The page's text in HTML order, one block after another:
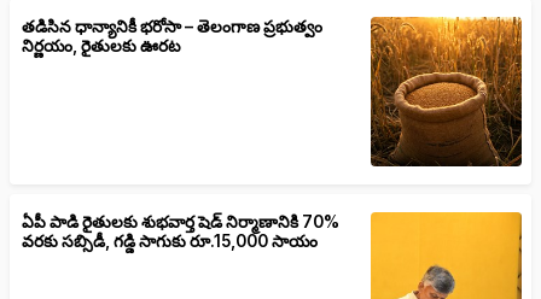
తడిసిన ధాన్యానికీ భరోసా – తెలంగాణ ప్రభుత్వం
నిర్ణయం, రైతులకు ఊరట
ఏపీ పాడి రైతులకు శుభవార్త షెడ్ నిర్మాణానికి 70%
వరకు సబ్సిడీ, గడ్డి సాగుకు రూ.15,000 సాయం